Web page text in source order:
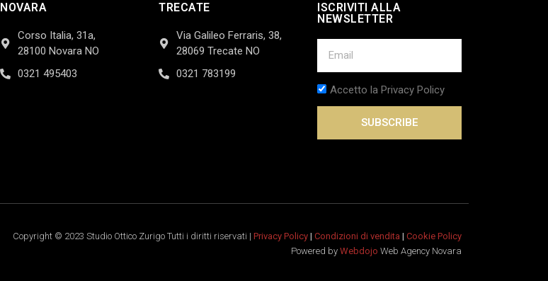
NOVARA
Corso Italia, 31a,
28100 Novara NO
0321 495403
TRECATE
Via Galileo Ferraris, 38,
28069 Trecate NO
0321 783199
ISCRIVITI ALLA
NEWSLETTER
Accetto la Privacy Policy
SUBSCRIBE
Copyright © 2023 Studio Ottico Zurigo Tutti i diritti riservati | Privacy Policy| Condizioni di vendita | Cookie Policy
Powered by Webdojo Web Agency Novara